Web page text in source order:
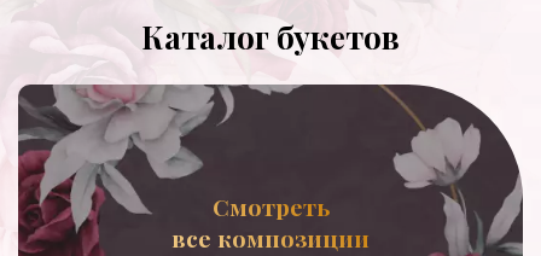
Каталог букетов
Смотреть
все композиции